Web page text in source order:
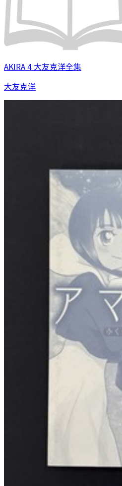
AKIRA 4 大友克洋全集
大友克洋